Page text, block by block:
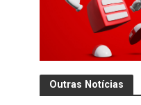
Outras Notícias